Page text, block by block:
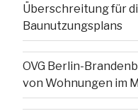
Überschreitung für
Baunutzungsplans
OVG Berlin-
von Wohnungen im